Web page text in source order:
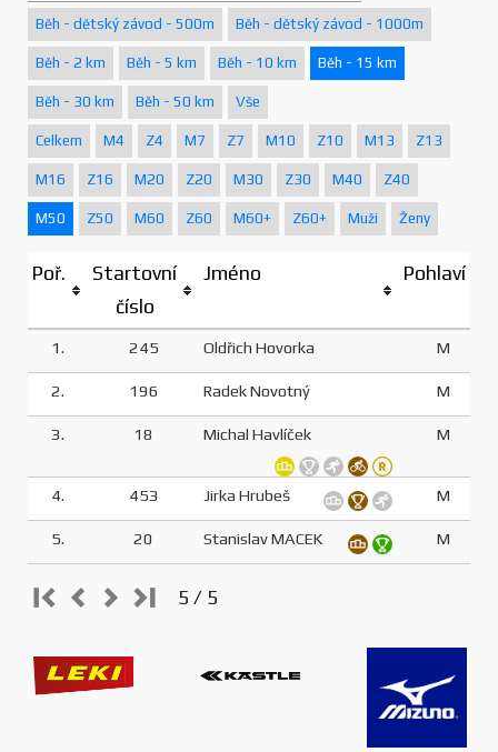
Běh - dětský závod - 500m Běh - dětský závod - 1000m
Běh - 2 km Běh - 5 km Běh - 10 km Běh - 15 km
Běh - 30 km Běh - 50 km Vše
Celkem M4 Z4 M7 Z7 M10 Z10 M13 Z13
M16 Z16 M20 Z20 M30 Z30 M40 Z40
M50 Z50 M60 Z60 M60+ Z60+ Muži Ženy
Poř.
Startovní
číslo
Jméno Pohlaví
1. 245 Oldřich Hovorka M
2. 196 Radek Novotný M
3. 18 Michal Havlíček M
4. 453 Jirka Hrubeš M
5. 20 Stanislav MACEK M
5 / 5